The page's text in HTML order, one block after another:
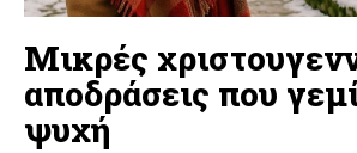
Μικρές
αποδράσεις που
ψυχή